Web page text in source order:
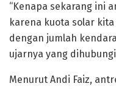
“Kenapa sekarang ini
karena kuota solar
dengan jumlah
ujarnya yang
Menurut Andi Faiz,